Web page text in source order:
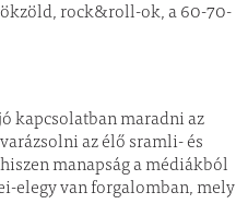
rock&roll-ok, a 60-70-
kapcsolatban maradni az
az élő sramli- és
manapság a médiákból
elegy van forgalomban, mely